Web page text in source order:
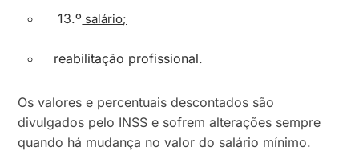
13.º salário;
reabilitação profissional.
Os valores e percentuais descontados são
divulgados pelo INSS e sofrem alterações sempre
quando há mudança no valor do salário mínimo.